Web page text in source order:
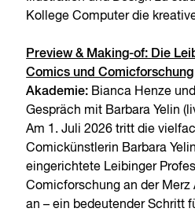
Kollege Computer die
Preview & Making-of: Die
Comics und Comicforschung
Akademie: Bianca Henze
Gespräch mit Barbara Yelin
Am 1. Juli 2026 tritt die
Comickünstlerin Barbara
eingerichtete Leibinger
Comicforschung an der Merz
an – ein bedeutender Schritt